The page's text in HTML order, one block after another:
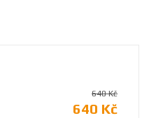
640 Kč
640 Kč